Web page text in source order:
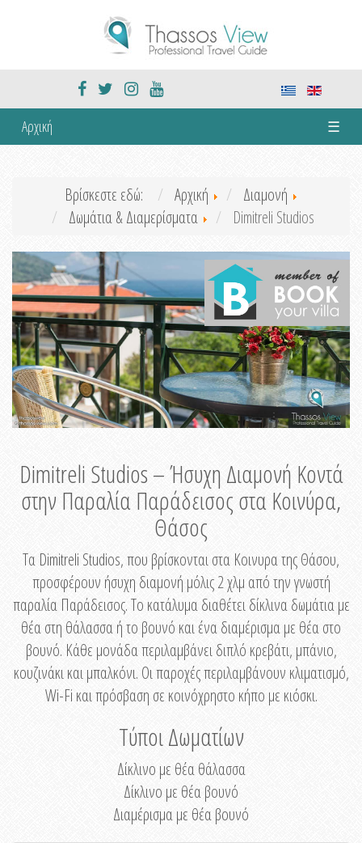
Αρχική ☰
Βρίσκεστε εδώ: Αρχική
Διαμονή
Δωμάτια & Διαμερίσματα
Dimitreli Studios
Dimitreli Studios – Ήσυχη Διαμονή Κοντά
στην Παραλία Παράδεισος στα Κοινύρα,
Θάσος
Τα Dimitreli Studios, που βρίσκονται στα Κοινυρα της Θάσου,
προσφέρουν ήσυχη διαμονή μόλις 2 χλμ από την γνωστή
παραλία Παράδεισος. Το κατάλυμα διαθέτει δίκλινα δωμάτια με
θέα στη θάλασσα ή το βουνό και ένα διαμέρισμα με θέα στο
βουνό. Κάθε μονάδα περιλαμβάνει διπλό κρεβάτι, μπάνιο,
κουζινάκι και μπαλκόνι. Οι παροχές περιλαμβάνουν κλιματισμό,
Wi-Fi και πρόσβαση σε κοινόχρηστο κήπο με κιόσκι.
Τύποι Δωματίων
Δίκλινο με θέα θάλασσα
Δίκλινο με θέα βουνό
Διαμέρισμα με θέα βουνό